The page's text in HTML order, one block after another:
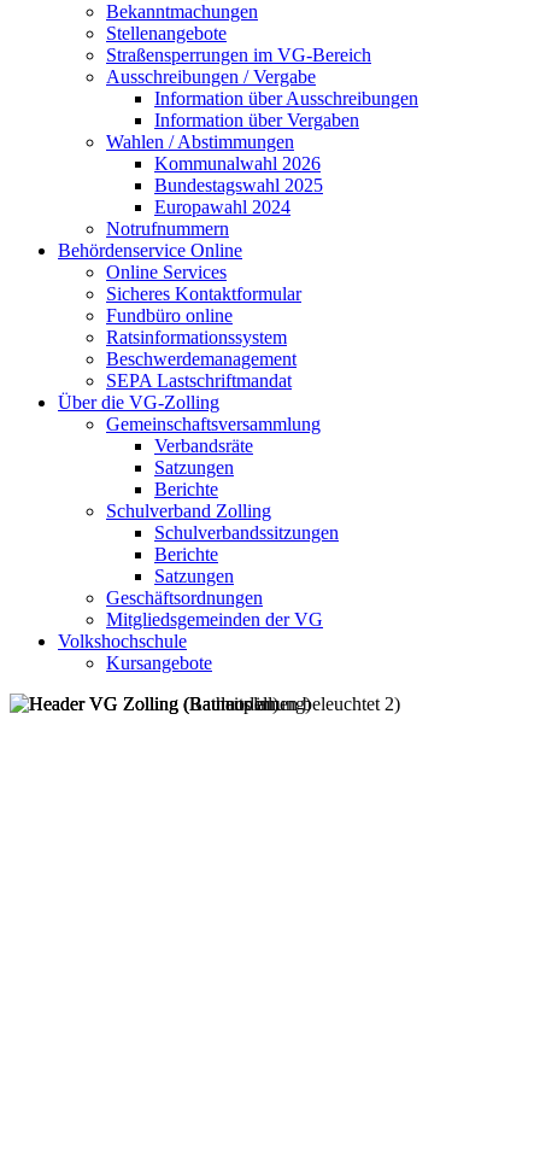
Bekanntmachungen
Stellenangebote
Straßensperrungen im VG-Bereich
Ausschreibungen / Vergabe
Information über Ausschreibungen
Information über Vergaben
Wahlen / Abstimmungen
Kommunalwahl 2026
Bundestagswahl 2025
Europawahl 2024
Notrufnummern
Behördenservice Online
Online Services
Sicheres Kontaktformular
Fundbüro online
Ratsinformationssystem
Beschwerdemanagement
SEPA Lastschriftmandat
Über die VG-Zolling
Gemeinschaftsversammlung
Verbandsräte
Satzungen
Berichte
Schulverband Zolling
Schulverbandssitzungen
Berichte
Satzungen
Geschäftsordnungen
Mitgliedsgemeinden der VG
Volkshochschule
Kursangebote